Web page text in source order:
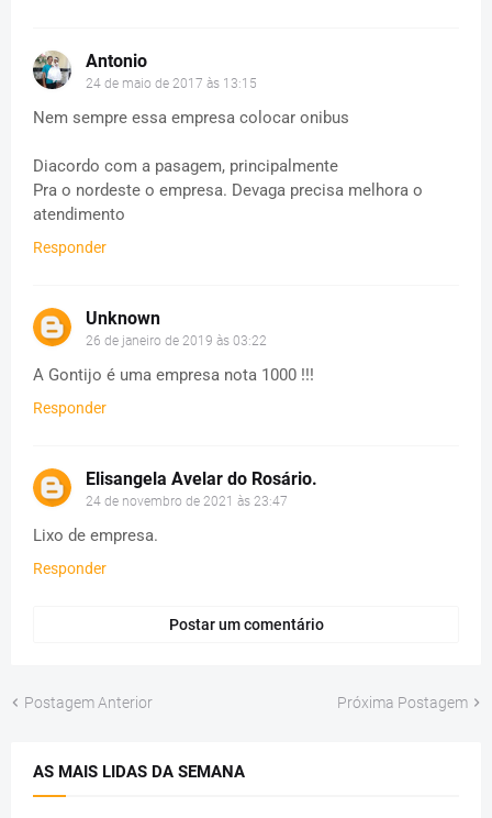
Antonio
24 de maio de 2017 às 13:15
Nem sempre essa empresa colocar onibus
Diacordo com a pasagem, principalmente
Pra o nordeste o empresa. Devaga precisa melhora o
atendimento
Responder
Unknown
26 de janeiro de 2019 às 03:22
A Gontijo é uma empresa nota 1000 !!!
Responder
Elisangela Avelar do Rosário.
24 de novembro de 2021 às 23:47
Lixo de empresa.
Responder
Postar um comentário
Postagem Anterior Próxima Postagem
AS MAIS LIDAS DA SEMANA